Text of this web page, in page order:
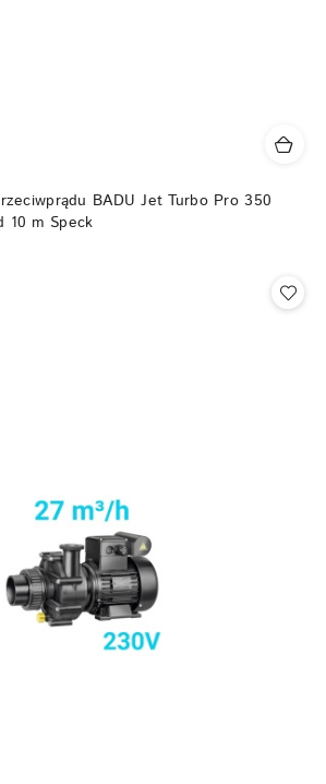
BADU Jet Turbo Pro 350
10 m Speck